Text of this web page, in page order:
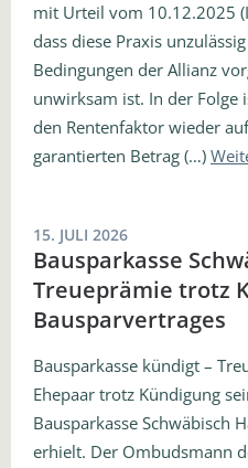
mit Urteil vom 10.12.2025
dass diese Praxis
Bedingungen der Allianz
unwirksam ist. In der Folge
den Rentenfaktor wieder
garantierten Betrag (…)
15. JULI 2026
Bausparkasse
Treueprämie trotz
Bausparvertrages
Bausparkasse kündigt –
Ehepaar trotz Kündigung
Bausparkasse Schwäbisch
erhielt. Der Ombudsmann